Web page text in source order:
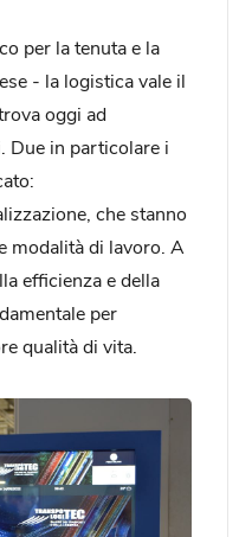
per la tenuta e la
- la logistica vale il
oggi ad
Due in particolare i
che stanno
modalità di lavoro. A
efficienza e della
per
qualità di vita.